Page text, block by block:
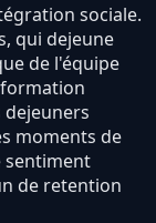
sociale.
qui dejeune
de l'équipe
dejeuners
moments de
sentiment
de retention